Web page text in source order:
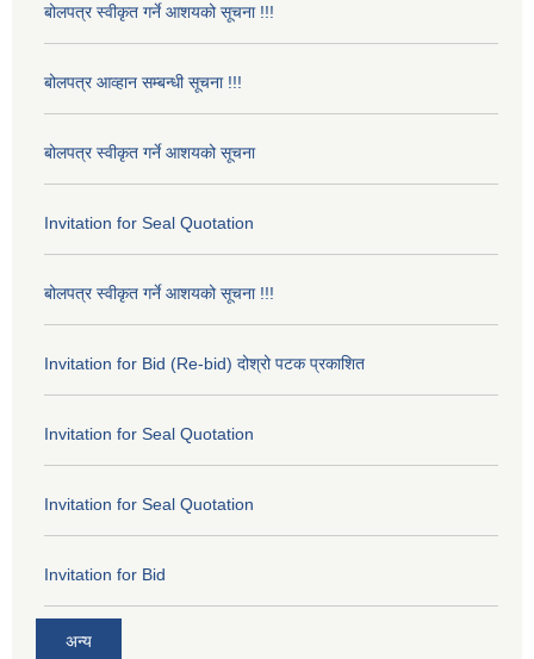
बोलपत्र स्वीकृत गर्ने आशयको सूचना !!!
बोलपत्र आव्हान सम्बन्धी सूचना !!!
बोलपत्र स्वीकृत गर्ने आशयको सूचना
Invitation for Seal Quotation
बोलपत्र स्वीकृत गर्ने आशयको सूचना !!!
Invitation for Bid (Re-bid) दोश्रो पटक प्रकाशित
Invitation for Seal Quotation
Invitation for Seal Quotation
Invitation for Bid
अन्य